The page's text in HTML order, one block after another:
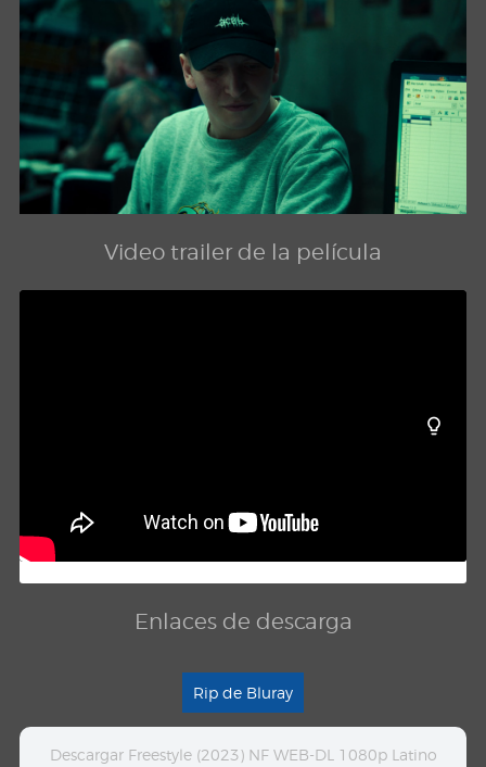
Video trailer de la película
Enlaces de descarga
Rip de Bluray
Descargar Freestyle (2023) NF WEB-DL 1080p Latino